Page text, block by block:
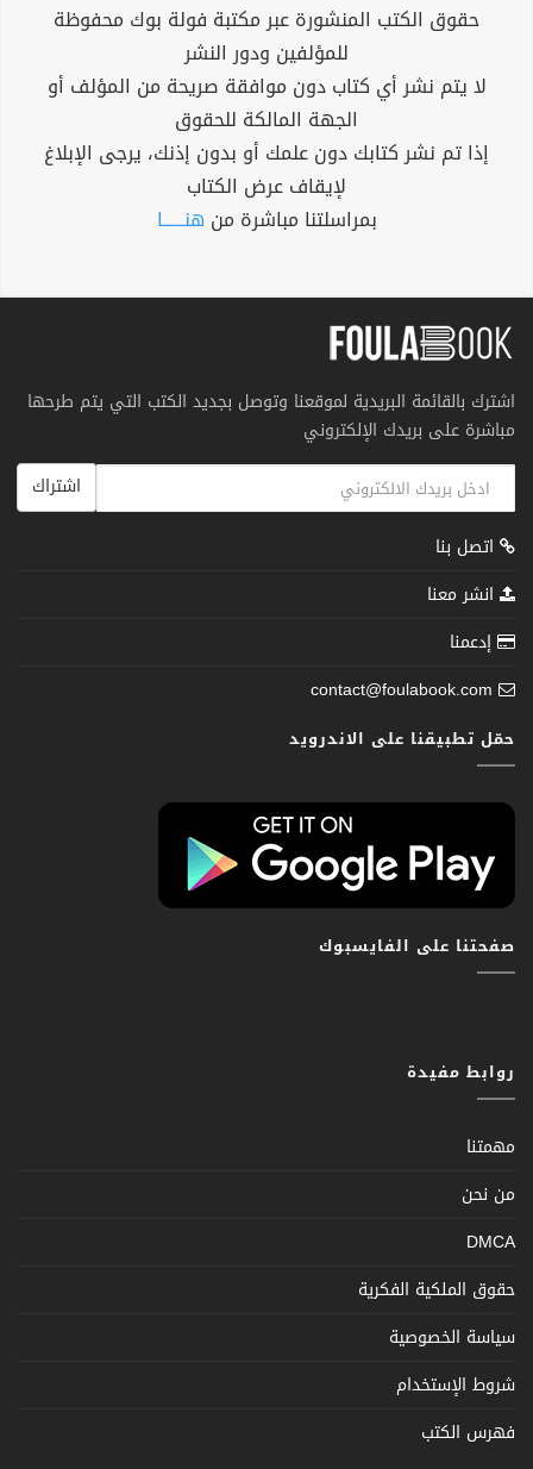
حقوق الكتب المنشورة عبر مكتبة فولة بوك محفوظة
للمؤلفين ودور النشر
لا يتم نشر أي كتاب دون موافقة صريحة من المؤلف أو
الجهة المالكة للحقوق
إذا تم نشر كتابك دون علمك أو بدون إذنك، يرجى الإبلاغ
لإيقاف عرض الكتاب
بمراسلتنا مباشرة من هنــــــا
اشترك بالقائمة البريدية لموقعنا وتوصل بجديد الكتب التي يتم طرحها
مباشرة على بريدك الإلكتروني
اشتراك
اتصل بنا
انشر معنا
إدعمنا
contact@foulabook.com
حمّل تطبيقنا على الاندرويد
صفحتنا على الفايسبوك
روابط مفيدة
مهمتنا
من نحن
DMCA
حقوق الملكية الفكرية
سياسة الخصوصية
شروط الإستخدام
فهرس الكتب